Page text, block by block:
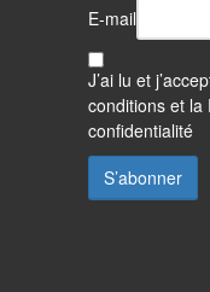
E-mail
J’ai lu et
conditionset la
confidentialité